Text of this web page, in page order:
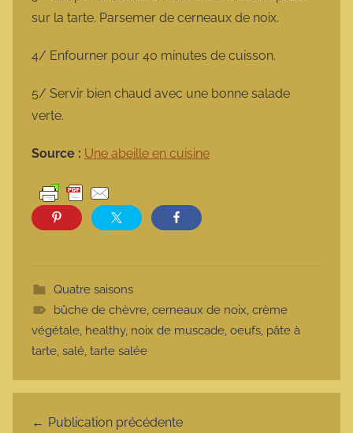
sur la tarte. Parsemer de cerneaux de noix.
4/ Enfourner pour 40 minutes de cuisson.
5/ Servir bien chaud avec une bonne salade
verte.
Source : Une abeille en cuisine
Quatre saisons
bûche de chèvre, cerneaux de noix, crème
végétale, healthy, noix de muscade, oeufs, pâte à
tarte, salé, tarte salée
Publication précédente